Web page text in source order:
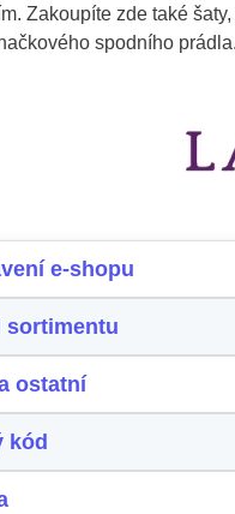
Zakoupíte zde také
spodního prádla.
e-shopu
sortimentu
ostatní
kód